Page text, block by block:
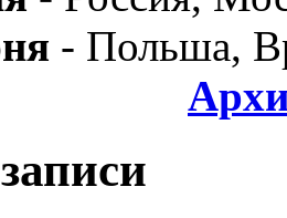
- Польша,